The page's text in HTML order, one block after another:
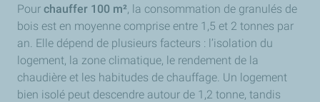
Pour chauffer 100 m², la consommation de granulés de
bois est en moyenne comprise entre 1,5 et 2 tonnes par
an. Elle dépend de plusieurs facteurs : l’isolation du
logement, la zone climatique, le rendement de la
chaudière et les habitudes de chauffage. Un logement
bien isolé peut descendre autour de 1,2 tonne, tandis